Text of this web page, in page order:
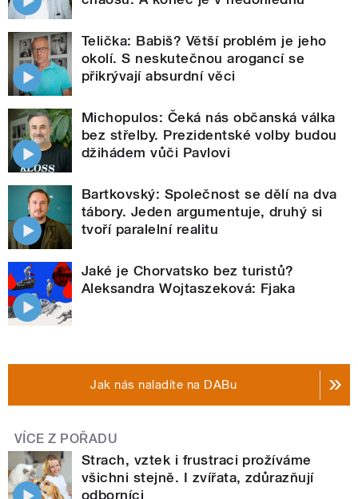
Telička: Babiš? Větší problém je jeho
okolí. S neskutečnou arogancí se
přikrývají absurdní věci
Michopulos: Čeká nás občanská válka
bez střelby. Prezidentské volby budou
džihádem vůči Pavlovi
Bartkovský: Společnost se dělí na dva
tábory. Jeden argumentuje, druhý si
tvoří paralelní realitu
Jaké je Chorvatsko bez turistů?
Aleksandra Wojtaszeková: Fjaka
Jak nás naladíte na DABu
VÍCE Z POŘADU
Strach, vztek i frustraci prožíváme
všichni stejně. I zvířata, zdůrazňují
odborníci